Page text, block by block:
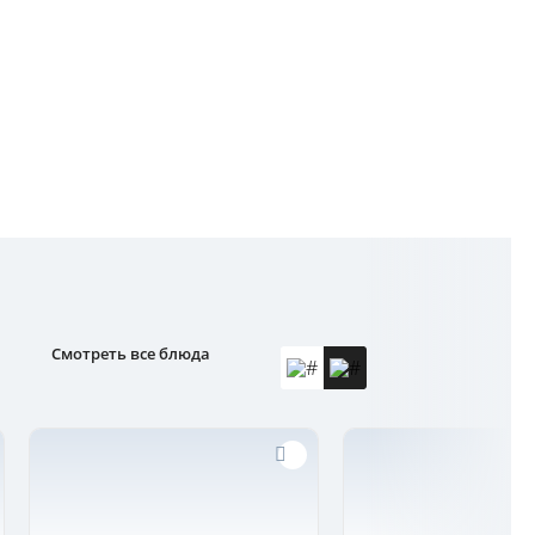
Смотреть все блюда